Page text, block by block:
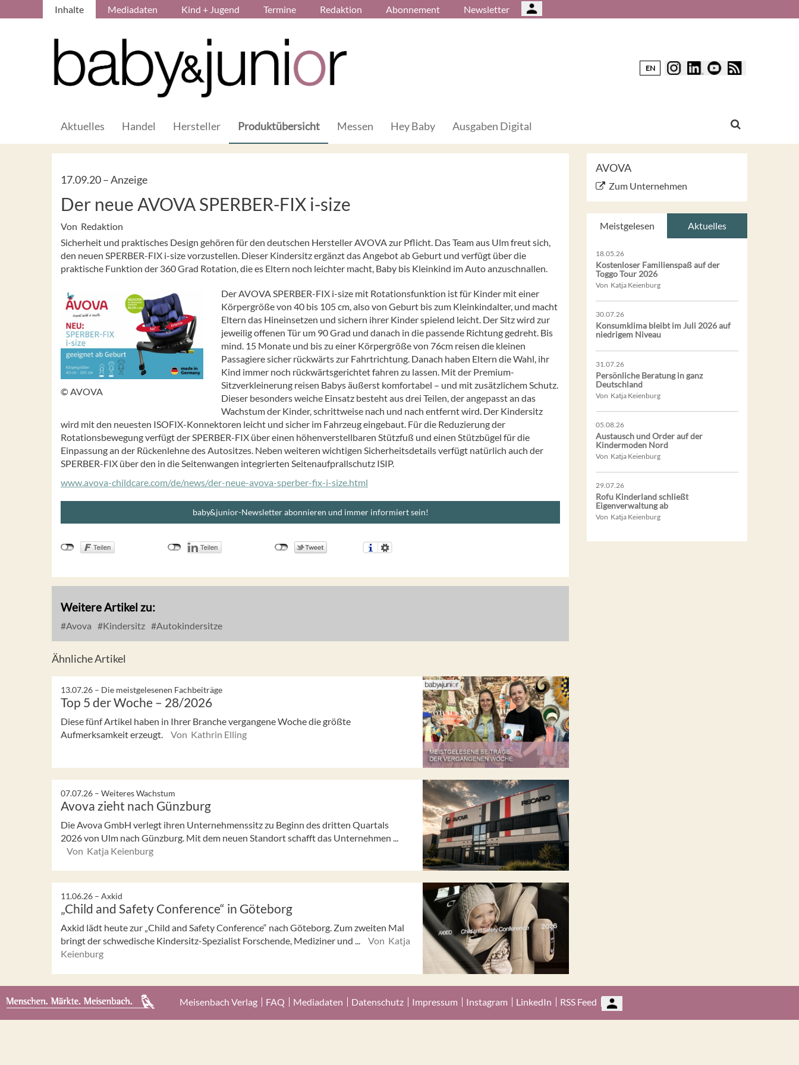
Inhalte Mediadaten Kind + Jugend Termine Redaktion Abonnement Newsletter
EN
Aktuelles Handel Hersteller Produktübersicht Messen Hey Baby Ausgaben Digital
17.09.20 –Anzeige
Der neue AVOVA SPERBER-FIX i-size
Von Redaktion
Sicherheit und praktisches Design gehören für den deutschen Hersteller AVOVA zur Pflicht. Das Team aus Ulm freut sich,
den neuen SPERBER-FIX i-size vorzustellen. Dieser Kindersitz ergänzt das Angebot ab Geburt und verfügt über die
praktische Funktion der 360 Grad Rotation, die es Eltern noch leichter macht, Baby bis Kleinkind im Auto anzuschnallen.
© AVOVA
Der AVOVA SPERBER-FIX i-size mit Rotationsfunktion ist für Kinder mit einer
Körpergröße von 40 bis 105 cm, also von Geburt bis zum Kleinkindalter, und macht
Eltern das Hineinsetzen und sichern ihrer Kinder spielend leicht. Der Sitz wird zur
jeweilig offenen Tür um 90 Grad und danach in die passende Richtung gedreht. Bis
mind. 15 Monate und bis zu einer Körpergröße von 76cm reisen die kleinen
Passagiere sicher rückwärts zur Fahrtrichtung. Danach haben Eltern die Wahl, ihr
Kind immer noch rückwärtsgerichtet fahren zu lassen. Mit der Premium-
Sitzverkleinerung reisen Babys äußerst komfortabel – und mit zusätzlichem Schutz.
Dieser besonders weiche Einsatz besteht aus drei Teilen, der angepasst an das
Wachstum der Kinder, schrittweise nach und nach entfernt wird. Der Kindersitz
wird mit den neuesten ISOFIX-Konnektoren leicht und sicher im Fahrzeug eingebaut. Für die Reduzierung der
Rotationsbewegung verfügt der SPERBER-FIX über einen höhenverstellbaren Stützfuß und einen Stützbügel für die
Einpassung an der Rückenlehne des Autositzes. Neben weiteren wichtigen Sicherheitsdetails verfügt natürlich auch der
SPERBER-FIX über den in die Seitenwangen integrierten Seitenaufprallschutz ISIP.
www.avova-childcare.com/de/news/der-neue-avova-sperber-fix-i-size.html
baby&junior-Newsletter abonnieren und immer informiert sein!
Weitere Artikel zu:
Avova Kindersitz Autokindersitze
Ähnliche Artikel
13.07.26 – Die meistgelesenen Fachbeiträge
Top 5 der Woche – 28/2026
Diese fünf Artikel haben in Ihrer Branche vergangene Woche die größte
Aufmerksamkeit erzeugt.
Von Kathrin Elling
07.07.26 – Weiteres Wachstum
Avova zieht nach Günzburg
Die Avova GmbH verlegt ihren Unternehmenssitz zu Beginn des dritten Quartals
2026 von Ulm nach Günzburg. Mit dem neuen Standort schafft das Unternehmen ...
Von Katja Keienburg
11.06.26 – Axkid
„Child and Safety Conference“ in Göteborg
Axkid lädt heute zur „Child and Safety Conference“ nach Göteborg. Zum zweiten Mal
bringt der schwedische Kindersitz-Spezialist Forschende, Mediziner und ...
Von Katja
Keienburg
AVOVA
Zum Unternehmen
Meistgelesen Aktuelles
18.05.26
Kostenloser Familienspaß auf der
Toggo Tour 2026
Von Katja Keienburg
30.07.26
Konsumklima bleibt im Juli 2026 auf
niedrigem Niveau
31.07.26
Persönliche Beratung in ganz
Deutschland
Von Katja Keienburg
05.08.26
Austausch und Order auf der
Kindermoden Nord
Von Katja Keienburg
29.07.26
Rofu Kinderland schließt
Eigenverwaltung ab
Von Katja Keienburg
Meisenbach Verlag FAQ Mediadaten Datenschutz Impressum Instagram LinkedIn RSS Feed